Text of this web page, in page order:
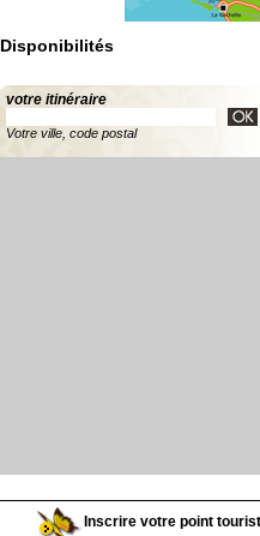
Disponibilités
votre itinéraire
Votre ville, code postal
Inscrire votre point